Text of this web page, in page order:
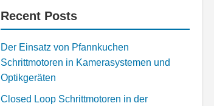
Recent Posts
Der Einsatz von Pfannkuchen
Schrittmotoren in Kamerasystemen und
Optikgeräten
Closed Loop Schrittmotoren in der